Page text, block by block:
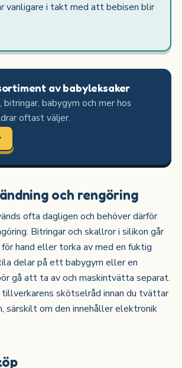
vanligare i takt med att bebisen blir
av babyleksaker
bitringar, babygym och mer hos
oftast väljer.
och rengöring
ofta dagligen och behöver därför
Bitringar och skallror i silikon går
hand eller torka av med en fuktig
delar på ett babygym eller en
gå att ta av och maskintvätta separat.
skötselråd innan du tvättar
särskilt om den innehåller elektronik